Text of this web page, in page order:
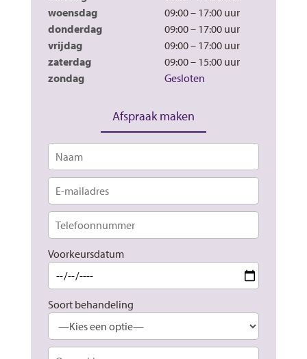
woensdag
09:00 – 17:00
donderdag
09:00 – 17:00
vrijdag
09:00 – 17:00
zaterdag
09:00 – 15:00
zondag
Gesloten
Afspraak maken
Voorkeursdatum
Soort behandeling